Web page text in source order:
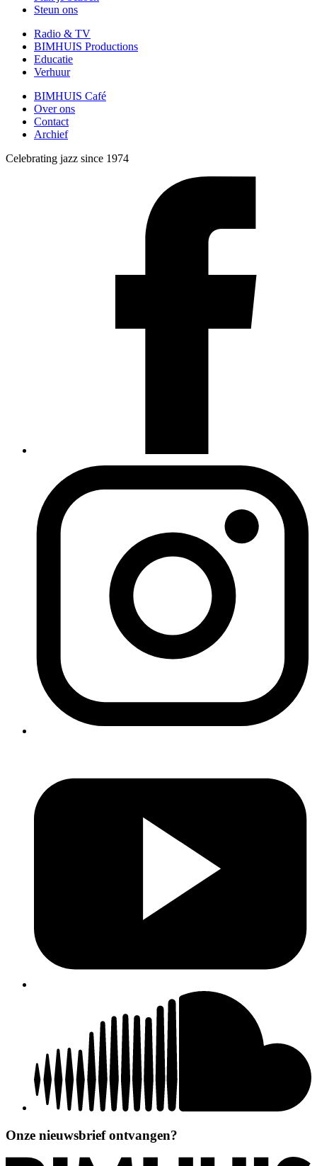
Steun ons
Radio & TV
BIMHUIS Productions
Educatie
Verhuur
BIMHUIS Café
Over ons
Contact
Archief
Celebrating jazz since 1974
Onze nieuwsbrief ontvangen?